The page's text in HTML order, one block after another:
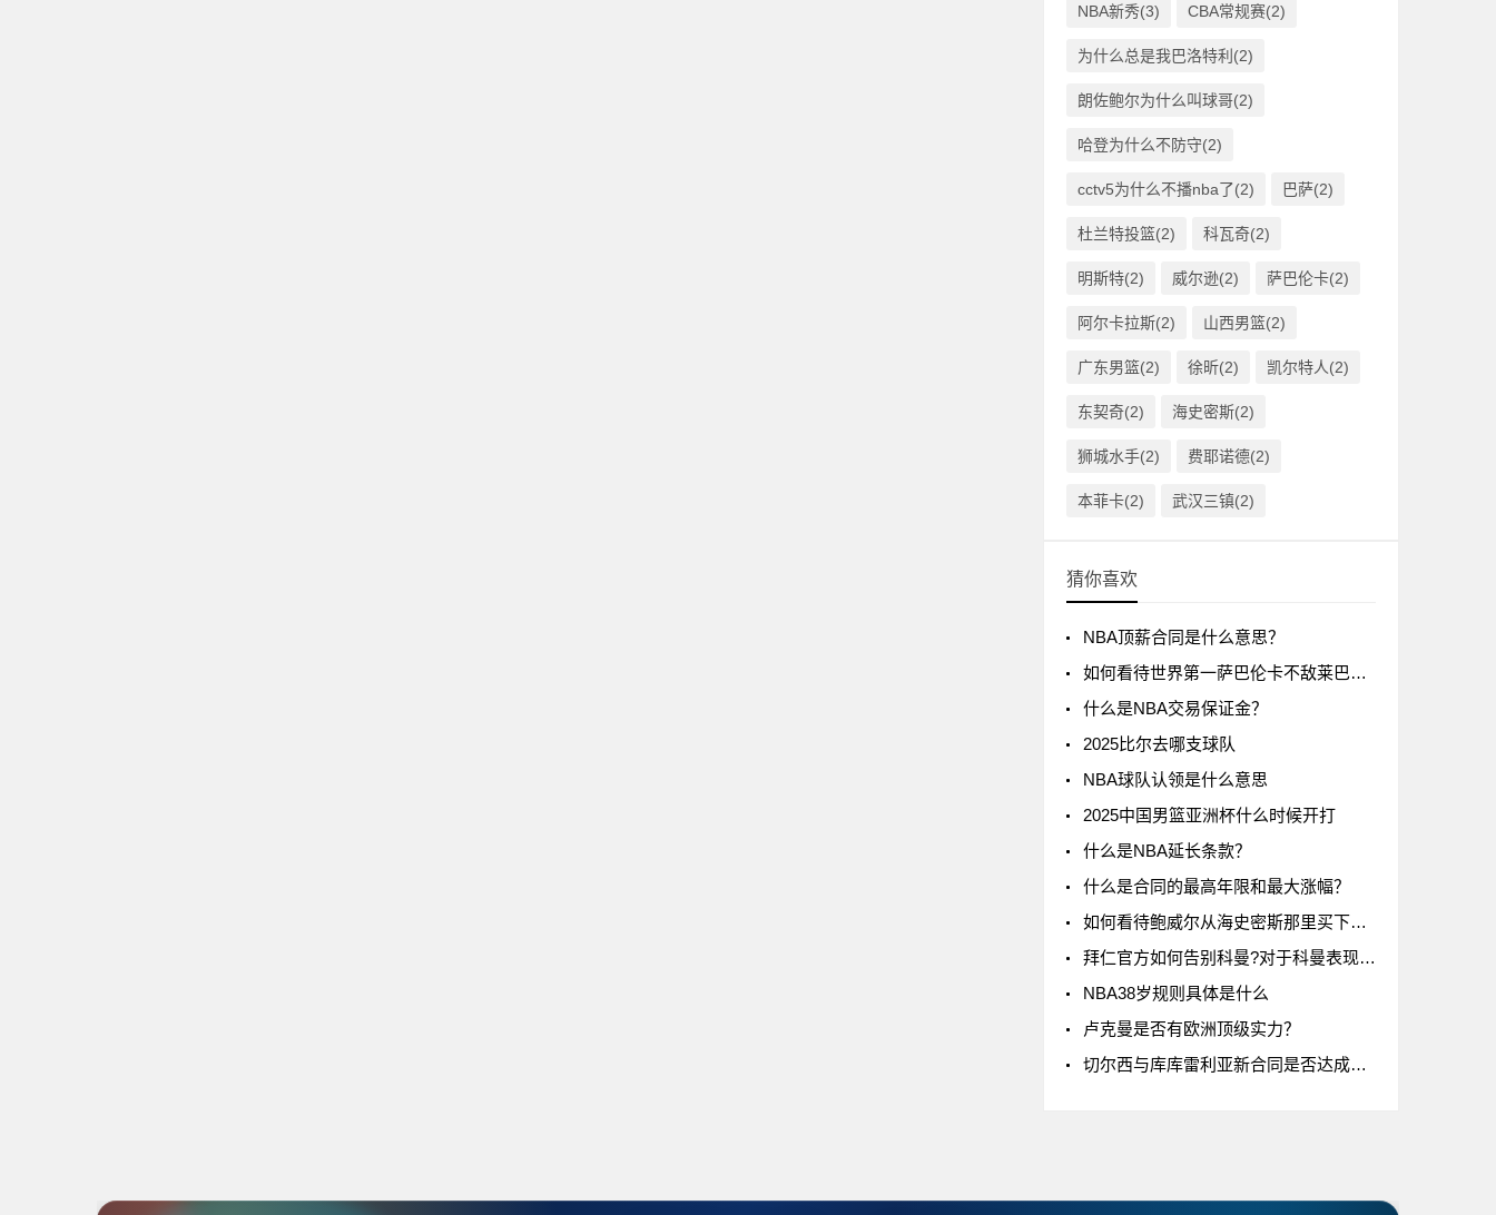
NBA新秀(3) CBA常规赛(2)
为什么总是我巴洛特利(2)
朗佐鲍尔为什么叫球哥(2)
哈登为什么不防守(2)
cctv5为什么不播nba了(2) 巴萨(2)
杜兰特投篮(2) 科瓦奇(2)
明斯特(2) 威尔逊(2) 萨巴伦卡(2)
阿尔卡拉斯(2) 山西男篮(2)
广东男篮(2) 徐昕(2) 凯尔特人(2)
东契奇(2) 海史密斯(2)
狮城水手(2) 费耶诺德(2)
本菲卡(2) 武汉三镇(2)
猜你喜欢
NBA顶薪合同是什么意思？
如何看待世界第一萨巴伦卡不敌莱巴金娜?
什么是NBA交易保证金？
2025比尔去哪支球队
NBA球队认领是什么意思
2025中国男篮亚洲杯什么时候开打
什么是NBA延长条款？
什么是合同的最高年限和最大涨幅？
如何看待鲍威尔从海史密斯那里买下了24号球衣
拜仁官方如何告别科曼?对于科曼表现如何评价
NBA38岁规则具体是什么
卢克曼是否有欧洲顶级实力？
切尔西与库库雷利亚新合同是否达成一致